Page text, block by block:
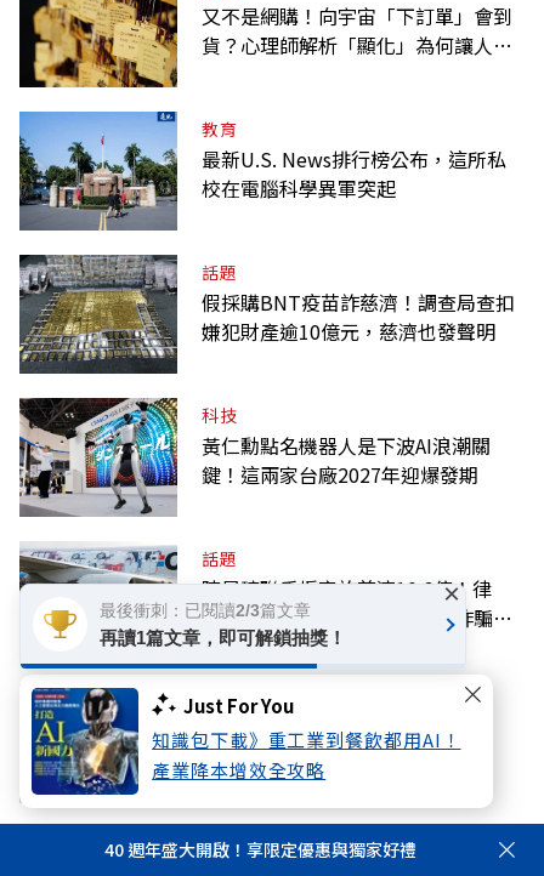
Just For You
知識包下載》重工業到餐飲都用AI！
產業降本增效全攻略
又不是網購！向宇宙「下訂單」會到
貨？心理師解析「顯化」為何讓人無
教育
最新U.S. News排行榜公布，這所私
校在電腦科學異軍突起
話題
假採購BNT疫苗詐慈濟！調查局查扣
嫌犯財產逾10億元，慈濟也發聲明
科技
黃仁勳點名機器人是下波AI浪潮關
鍵！這兩家台廠2027年迎爆發期
話題
陳昱瑄聯手掮客詐慈濟10.6億！律
師、宗教團體如何洗錢？圖解詐騙關
係網
話題
停砍年金若違憲，要追回差額？政
院：判決後依法處理
40 週年盛大開啟！享限定優惠與獨家好禮
最後衝刺：已閱讀2/3篇文章
再讀1篇文章，即可解鎖抽獎！
×